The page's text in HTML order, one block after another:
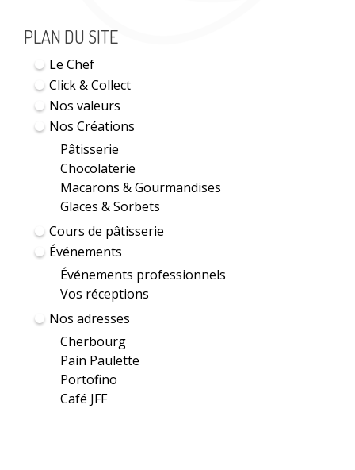
PLAN DU SITE
Le Chef
Click & Collect
Nos valeurs
Nos Créations
Pâtisserie
Chocolaterie
Macarons & Gourmandises
Glaces & Sorbets
Cours de pâtisserie
Événements
Événements professionnels
Vos réceptions
Nos adresses
Cherbourg
Pain Paulette
Portofino
Café JFF